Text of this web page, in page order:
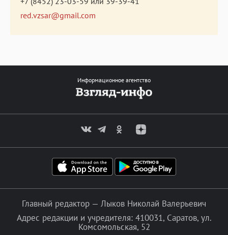
red.vzsar@gmail.com
Информационное агентство
Главный редактор — Лыков Николай Валерьевич
Адрес редакции и учредителя: 410031, Саратов, ул.
Комсомольская, 52